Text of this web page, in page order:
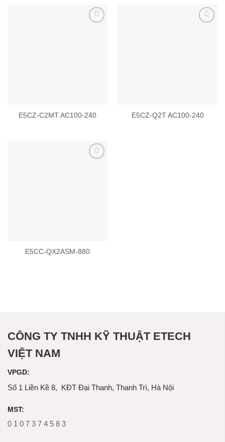
E5CZ-C2MT AC100-240 E5CZ-Q2T AC100-240
E5CC-QX2ASM-880
CÔNG TY TNHH KỸ THUẬT ETECH
VIỆT NAM
VPGD:
Số 1 Liền Kề 8, KĐT Đại Thanh, Thanh Trì, Hà Nội
MST:
0 1 0 7 3 7 4 5 8 3